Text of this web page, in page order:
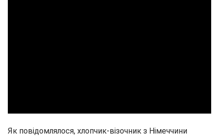
Як повідомлялося, хлопчик-візочник з Німеччини